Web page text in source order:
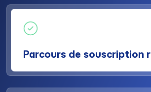
Parcours de souscription